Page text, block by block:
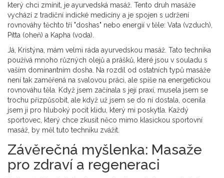
který chci zmínit, je ayurvedská masáž. Tento druh masáže
vychází z tradiční indické medicíny a je spojen s udržení
rovnováhy těchto tří "doshas" nebo energií v těle: Vata (vzduch),
Pitta (oheň) a Kapha (voda).
Já, Kristýna, mám velmi ráda ayurvedskou masáž. Tato technika
používá mnoho různých olejů a prášků, které jsou v souladu s
vaším dominantním dosha. Na rozdíl od ostatních typů masáže
není tak zaměřená na svalovou práci, ale spíše na energetickou
rovnováhu těla. Když jsem začínala s její praxí, musela jsem se
trochu přizpůsobit, ale když už jsem se do ní dostala, ocenila
jsem ji pro hluboký pocit klidu, který mi poskytla. Každý
sportovec, který chce zkusit něco mimo klasickou sportovní
masáž, by měl tuto techniku zvážit.
Závěrečná myšlenka: Masaže
pro zdraví a regeneraci